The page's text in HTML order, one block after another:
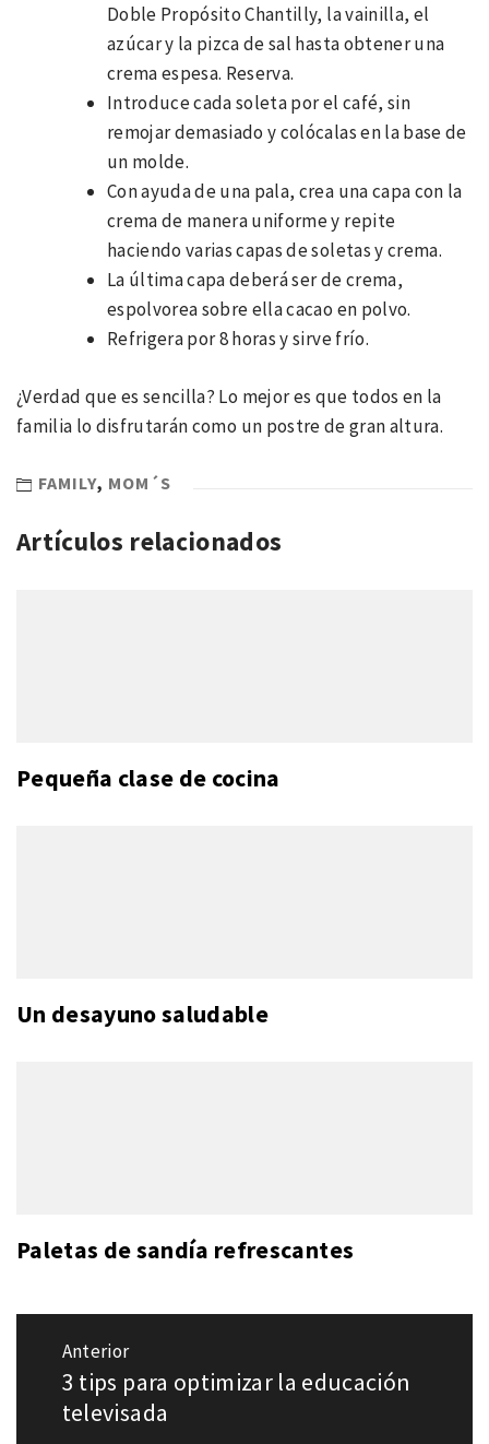
Doble Propósito Chantilly, la vainilla, el
azúcar y la pizca de sal hasta obtener una
crema espesa. Reserva.
Introduce cada soleta por el café, sin
remojar demasiado y colócalas en la base de
un molde.
Con ayuda de una pala, crea una capa con la
crema de manera uniforme y repite
haciendo varias capas de soletas y crema.
La última capa deberá ser de crema,
espolvorea sobre ella cacao en polvo.
Refrigera por 8 horas y sirve frío.
¿Verdad que es sencilla? Lo mejor es que todos en la
familia lo disfrutarán como un postre de gran altura.
FAMILY, MOM´S
Artículos relacionados
Pequeña clase de cocina
Un desayuno saludable
Paletas de sandía refrescantes
Navegación
entradas
Anterior
Entrada
anterior:
3 tips para optimizar la educación
televisada